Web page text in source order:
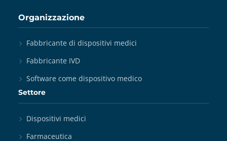
Organizzazione
Fabbricante di dispositivi medici
Fabbricante IVD
Software come dispositivo medico
Settore
Dispositivi medici
Farmaceutica